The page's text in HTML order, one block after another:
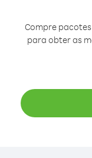
Compre
para obter as